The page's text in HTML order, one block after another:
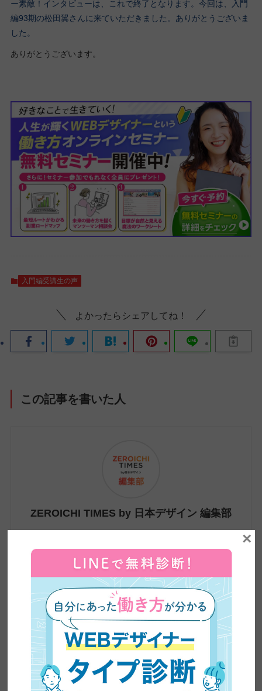
ー素敵！インタビューは、これで終了となります。今回は、入門
編93期の松田翼さんに来ていただきました。ありがとうございま
した。
ありがとうございます。
入門編受講生の声
よかったらシェアしてね！
この記事を書いた人
ZEROICHI TIMES by 日本デザイン 編集部
ZEROICHI TIMESは、副業・兼業の解禁や普及、
AIの台頭によるスキル需要の変化など、大きく変
わりつつある働き方をめぐる環境をふまえ、在宅
ワーク・副業といった新しい働き方から、WEBデ
ザインやWEBライティングなどのリスキリングま
で、これからの時代に必要な情報をわかりやす
く、かつ専門的に発信しています。記事は、自社
の現役クリエイターの知見をもとに制作。未経験
から転職・フリーランスへの転身を果たした4,500
名超の卒業生の実体験や、実際のインタビューも
×